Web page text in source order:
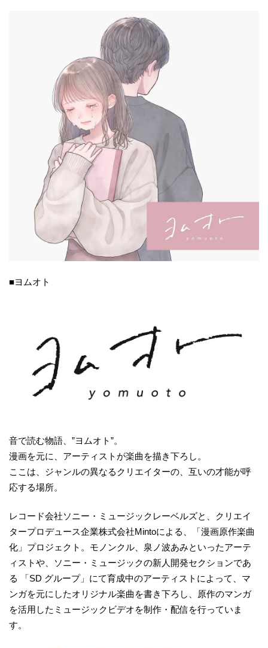
■ヨムオト
音で読む物語、”ヨムオト”。
漫画を元に、アーティストが楽曲を描き下ろし。
ここは、ジャンルの異なるクリエイターの、互いの才能が呼
応する場所。
レコード会社ソニー・ミュージックレーベルズと、クリエイ
タープロデュース企業株式会社Mintoによる、「漫画原作楽曲
化」プロジェクト。モノンクル、泉ノ波あみといったアーテ
ィストや、ソニー・ミュージックの新人開発セクションであ
る 「SD グループ」にて育成中のアーティストによって、マ
ンガを元にしたオリジナル楽曲を書き下ろし、原作のマンガ
を活用したミュージックビデオを制作・配信を行っていま
す。